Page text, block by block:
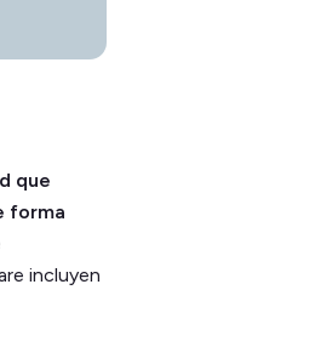
que
forma
incluyen